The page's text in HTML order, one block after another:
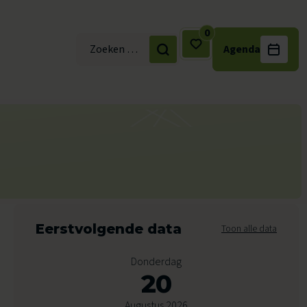
Zoek naar:
0
Agenda
Eerstvolgende data Toon alle data
Donderdag
20